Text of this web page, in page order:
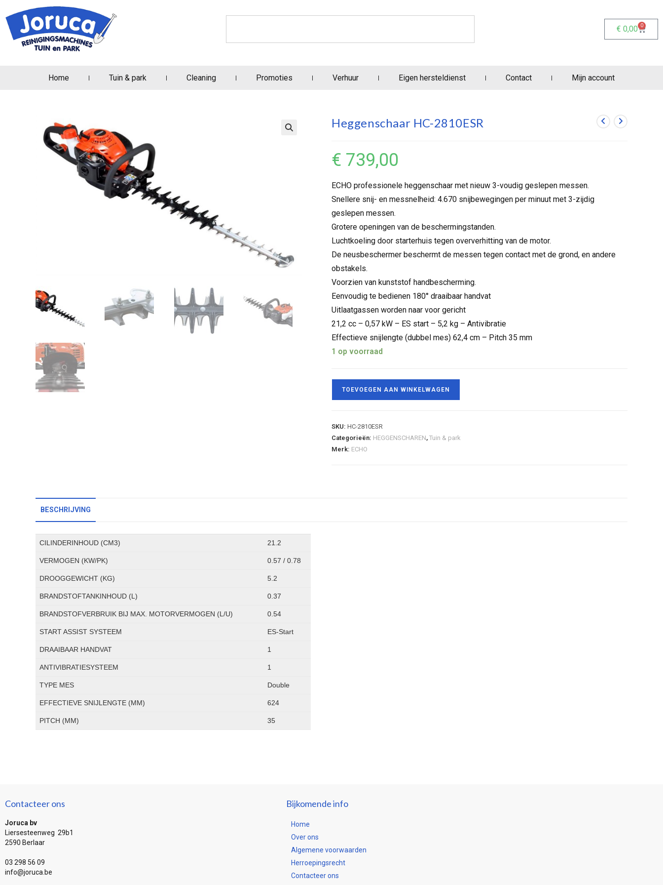
€ 0,00 0
Home Tuin & park Cleaning Promoties Verhuur Eigen hersteldienst Contact Mijn account
Heggenschaar HC-2810ESR
€ 739,00
ECHO professionele heggenschaar met nieuw 3-voudig geslepen messen.
Snellere snij- en messnelheid: 4.670 snijbewegingen per minuut met 3-zijdig
geslepen messen.
Grotere openingen van de beschermingstanden.
Luchtkoeling door starterhuis tegen oververhitting van de motor.
De neusbeschermer beschermt de messen tegen contact met de grond, en andere
obstakels.
Voorzien van kunststof handbescherming.
Eenvoudig te bedienen 180° draaibaar handvat
Uitlaatgassen worden naar voor gericht
21,2 cc – 0,57 kW – ES start – 5,2 kg – Antivibratie
Effectieve snijlengte (dubbel mes) 62,4 cm – Pitch 35 mm
1 op voorraad
TOEVOEGEN AAN WINKELWAGEN
SKU: HC-2810ESR
Categorieën: HEGGENSCHAREN, Tuin & park
Merk: ECHO
BESCHRIJVING
CILINDERINHOUD (CM3) 21.2
VERMOGEN (KW/PK) 0.57 / 0.78
DROOGGEWICHT (KG) 5.2
BRANDSTOFTANKINHOUD (L) 0.37
BRANDSTOFVERBRUIK BIJ MAX. MOTORVERMOGEN (L/U) 0.54
START ASSIST SYSTEEM ES-Start
DRAAIBAAR HANDVAT 1
ANTIVIBRATIESYSTEEM 1
TYPE MES Double
EFFECTIEVE SNIJLENGTE (MM) 624
PITCH (MM) 35
Contacteer ons
Joruca bv
Liersesteenweg 29b1
2590 Berlaar
03 298 56 09
info@joruca.be
Bijkomende info
Home
Over ons
Algemene voorwaarden
Herroepingsrecht
Contacteer ons